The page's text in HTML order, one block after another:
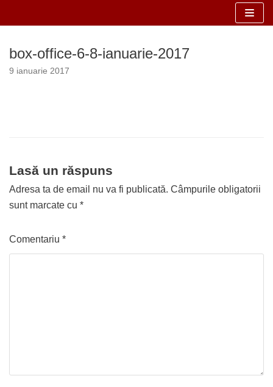
la
box-office-6-8-ianuarie-2017
9 ianuarie 2017
Lasă un răspuns
Adresa ta de email nu va fi publicată. Câmpurile obligatorii
sunt marcate cu *
Comentariu *